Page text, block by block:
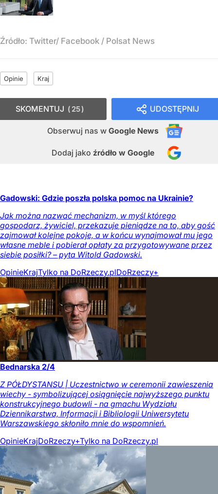
Źródło: Twitter/ Facebook / Polsat News
Opinie Kraj
UDOSTĘPNIJ
Obserwuj nas w Google News
Dodaj jako źródło w Google
SKOMENTUJ 25
Gadowski: Gdzie poszła polska pomoc na Ukrainie?
Jak można nazwać mechanizm, w myśl którego
gospodarz, żywiciel, przekazuje pieniądze na to, aby gość
zajmował kolejne pokoje, a w końcu wynajmował mu jego
własne meble i pobierał opłaty za przygotowywane przez
siebie posiłki? – pyta Witold Gadowski.
OpinieKrajTylko na DoRzeczy.plDoRzeczy+
Bednarska 2/4
Z PÓŁDYSTANSU | Uczestnictwo w ceremonii zawieszenia
wiechy - symbolizującej osiągnięcie najwyższego punktu
konstrukcyjnego budowli - na gmachu Wydziału
Dziennikarstwa, Informacji i Bibliologii Uniwersytetu
Warszawskiego skłoniło mnie do wspomnień.
OpinieKrajDoRzeczy+Tylko na DoRzeczy.pl